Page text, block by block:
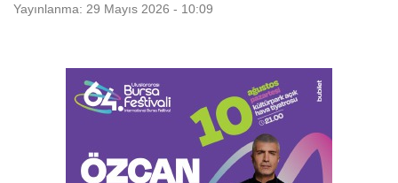
Yayınlanma: 29 Mayıs 2026 - 10:09